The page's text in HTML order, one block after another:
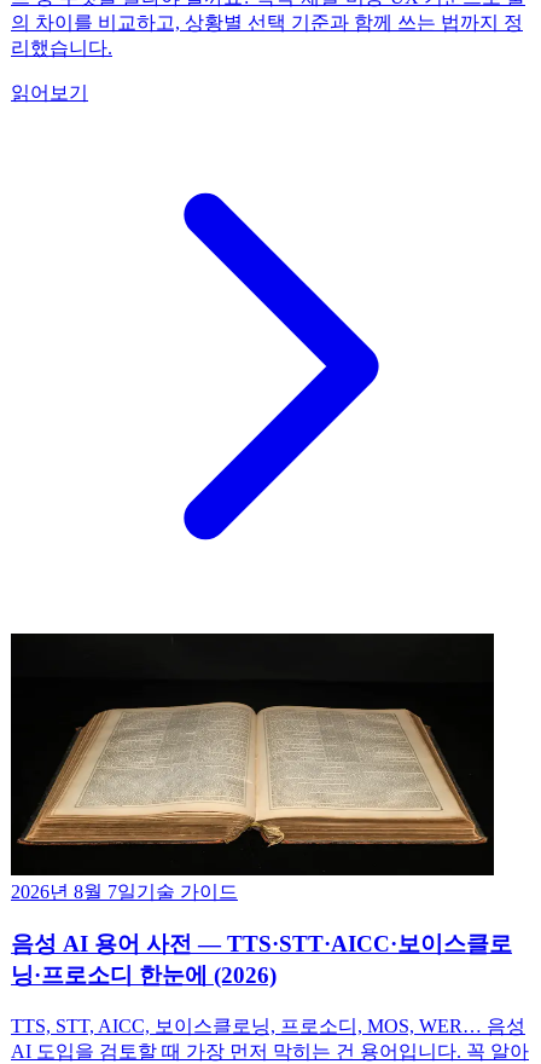
의 차이를 비교하고, 상황별 선택 기준과 함께 쓰는 법까지 정
리했습니다.
읽어보기
2026년 8월 7일기술 가이드
음성 AI 용어 사전 — TTS·STT·AICC·보이스클로
닝·프로소디 한눈에 (2026)
TTS, STT, AICC, 보이스클로닝, 프로소디, MOS, WER… 음성
AI 도입을 검토할 때 가장 먼저 막히는 건 용어입니다. 꼭 알아